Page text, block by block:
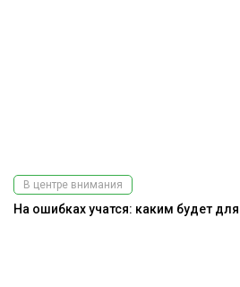
В центре внимания
На ошибках учатся: каким будет